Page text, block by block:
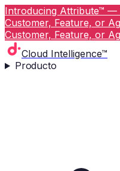
Introducing Attribute™ —
Customer, Feature, or
Customer, Feature, or
Cloud Intelligence™
Producto